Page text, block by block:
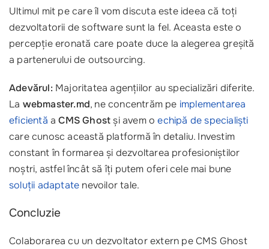
Ultimul mit pe care îl vom discuta este ideea că toți
dezvoltatorii de software sunt la fel. Aceasta este o
percepție eronată care poate duce la alegerea greșită
a partenerului de outsourcing.
Adevărul:Majoritatea agențiilor au specializări diferite.
La webmaster.md, ne concentrăm pe implementarea
eficientă aCMS Ghostși avem oechipă de specialiști
care cunosc această platformă în detaliu. Investim
constant în formarea și dezvoltarea profesioniștilor
noștri, astfel încât să îți putem oferi cele mai bune
soluții adaptate nevoilor tale.
Concluzie
Colaborarea cu un dezvoltator extern pe CMS Ghost